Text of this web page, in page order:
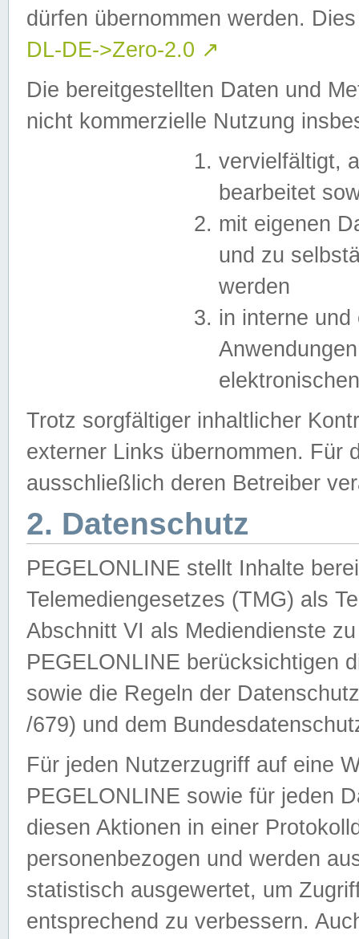
dürfen übernommen werden.
DL-DE->Zero-2.0 ↗
Die bereitgestellten Daten und
nicht kommerzielle Nutzung
vervielfältigt,
bearbeitet
mit eigenen
und zu
werden
in interne
Trotz sorgfältiger inhaltlicher
externer Links übernommen. Für
ausschließlich deren Betreiber
2. Datenschutz
PEGELONLINE stellt Inhalte
Telemediengesetzes (TMG) als
Abschnitt VI als Mediendienste
PEGELONLINE berücksichtigen
sowie die Regeln der
/679) und dem
Für jeden Nutzerzugriff auf eine
PEGELONLINE sowie für jeden
diesen Aktionen in einer
personenbezogen und werden
statistisch ausgewertet, um
entsprechend zu verbessern.